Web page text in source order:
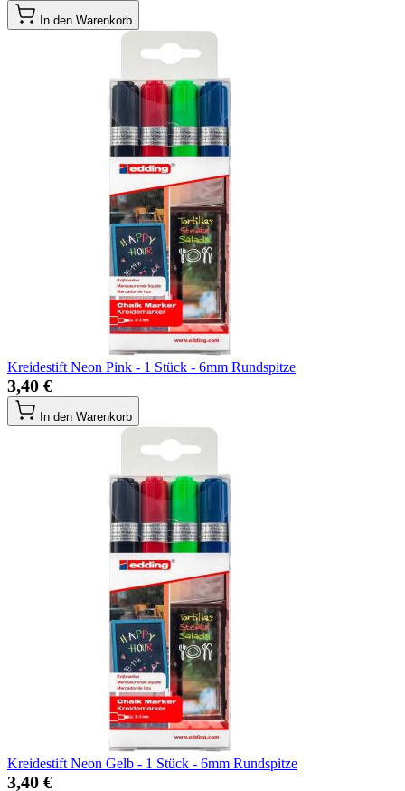
In den Warenkorb
Kreidestift Neon Pink - 1 Stück - 6mm Rundspitze
3,40 €
In den Warenkorb
Kreidestift Neon Gelb - 1 Stück - 6mm Rundspitze
3,40 €